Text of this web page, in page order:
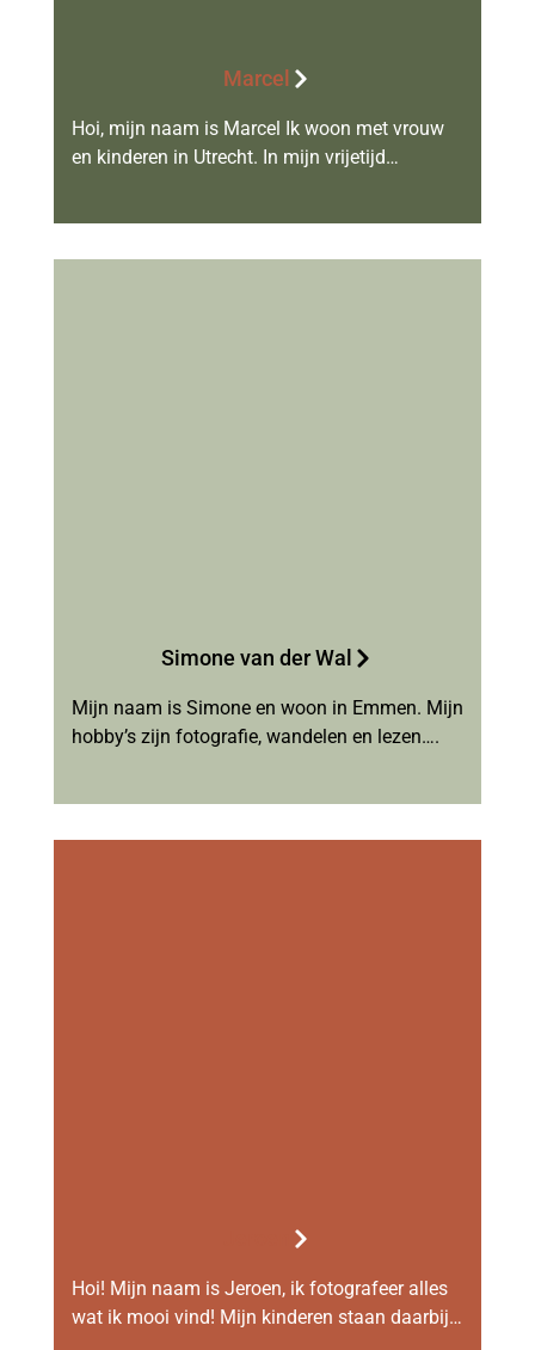
Marcel
Hoi, mijn naam is Marcel Ik woon met vrouw
en kinderen in Utrecht. In mijn vrijetijd…
Simone van der Wal
Mijn naam is Simone en woon in Emmen. Mijn
hobby’s zijn fotografie, wandelen en lezen….
Hoi! Mijn naam is Jeroen, ik fotografeer alles
wat ik mooi vind! Mijn kinderen staan daarbij…